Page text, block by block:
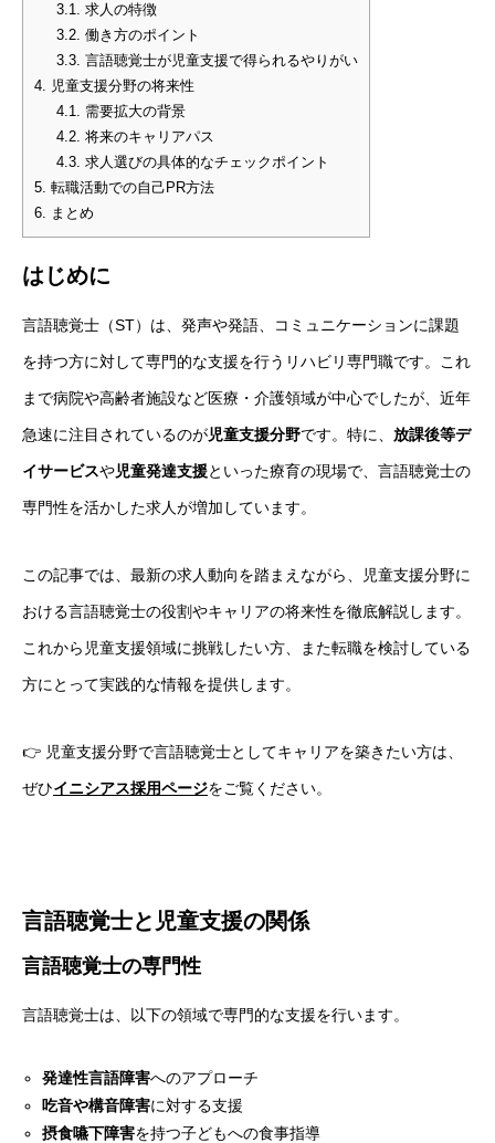
3.1. 求人の特徴
3.2. 働き方のポイント
3.3. 言語聴覚士が児童支援で得られるやりがい
4. 児童支援分野の将来性
4.1. 需要拡大の背景
4.2. 将来のキャリアパス
4.3. 求人選びの具体的なチェックポイント
5. 転職活動での自己PR方法
6. まとめ
はじめに
言語聴覚士（ST）は、発声や発語、コミュニケーションに課題
を持つ方に対して専門的な支援を行うリハビリ専門職です。これ
まで病院や高齢者施設など医療・介護領域が中心でしたが、近年
急速に注目されているのが児童支援分野です。特に、 放課後等デ
イサービスや児童発達支援といった療育の現場で、言語聴覚士の
専門性を活かした求人が増加しています。
この記事では、最新の求人動向を踏まえながら、児童支援分野に
おける言語聴覚士の役割やキャリアの将来性を徹底解説します。
これから児童支援領域に挑戦したい方、また転職を検討している
方にとって実践的な情報を提供します。
👉 児童支援分野で言語聴覚士としてキャリアを築きたい方は、
ぜひイニシアス採用ページをご覧ください。
言語聴覚士と児童支援の関係
言語聴覚士の専門性
言語聴覚士は、以下の領域で専門的な支援を行います。
発達性言語障害へのアプローチ
吃音や構音障害に対する支援
摂食嚥下障害を持つ子どもへの食事指導